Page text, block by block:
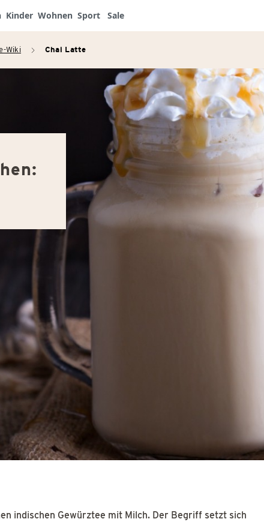
Kinder Wohnen Sport Sale
Wiki arrow_right Chai Latte
indischen Gewürztee mit Milch. Der Begriff setzt sich